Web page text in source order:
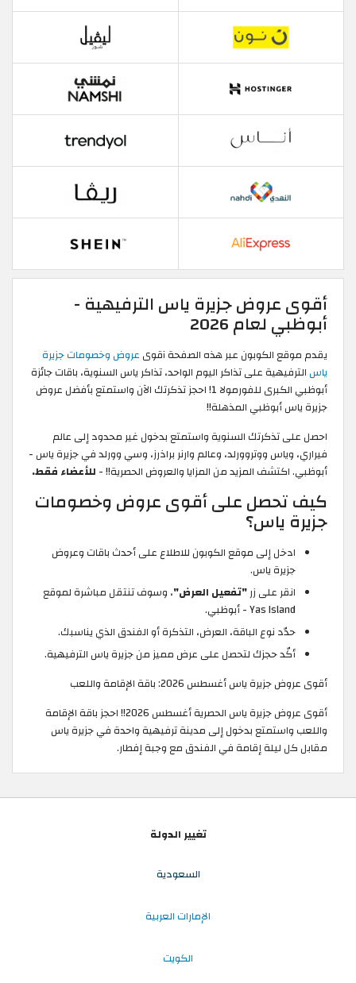
أقوى عروض جزيرة ياس الترفيهية -
أبوظبي لعام 2026
يقدم موقع الكوبون عبر هذه الصفحة آقوى عروض وخصومات جزيرة
ياسالترفيهية على تذاكر اليوم الواحد، تذاكر ياس السنوية، باقات جائزة
أبوظبي الكبرى للفورمولا 1! احجز تذكرتك الآن واستمتع بأفضل عروض
جزيرة ياس أبوظبي المذهلة!!
احصل على تذكرتك السنوية واستمتع بدخول غير محدود إلى عالم
فيراري، وياس ووتروورلد، وعالم وارنر براذرز، وسي وورلد في جزيرة ياس -
أبوظبي. اكتشف المزيد من المزايا والعروض الحصرية!! - للأعضاء فقط.
كيف تحصل على أقوى عروض وخصومات
جزيرة ياس؟
ادخل إلى موقع الكوبون للاطلاع على أحدث باقات وعروض
جزيرة ياس.
انقر على زر"تفعيل العرض"، وسوف تنتقل مباشرة لموقع
Yas Island - أبوظبي.
حدّد نوع الباقة، العرض، التذكرة أو الفندق الذي يناسبك.
أكّد حجزك لتحصل على عرض مميز من جزيرة ياس الترفيهية.
أقوى عروض جزيرة ياس أغسطس 2026: باقة الإقامة واللعب
أقوى عروض جزيرة ياس الحصرية أغسطس 2026!! احجز باقة الإقامة
واللعب واستمتع بدخول إلى مدينة ترفيهية واحدة في جزيرة ياس
مقابل كل ليلة إقامة في الفندق مع وجبة إفطار.
تغيير الدولة
السعودية
الإمارات العربية
الكويت